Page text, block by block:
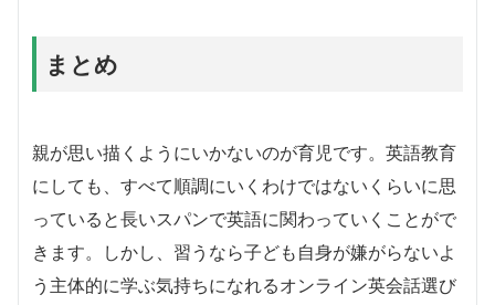
まとめ
親が思い描くようにいかないのが育児です。英語教育
にしても、すべて順調にいくわけではないくらいに思
っていると長いスパンで英語に関わっていくことがで
きます。しかし、習うなら子ども自身が嫌がらないよ
う主体的に学ぶ気持ちになれるオンライン英会話選び